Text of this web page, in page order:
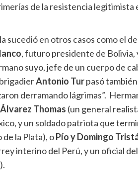
de la resistencia legitimista
sucedió en otros casos como el
, futuro presidente de Bolivia,
suyo, jefe de un cuerpo de
Antonio Turpasó
derramando lágrimas”.
Thomas (un general
y un soldado patriota que
la Plata), oPío y Domingo
interino del Perú, y un oficial